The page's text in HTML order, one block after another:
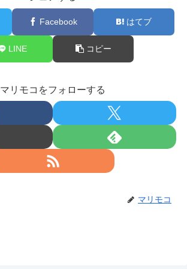
Facebook はてブ
LINE コピー
マリモコをフォローする
マリモコ